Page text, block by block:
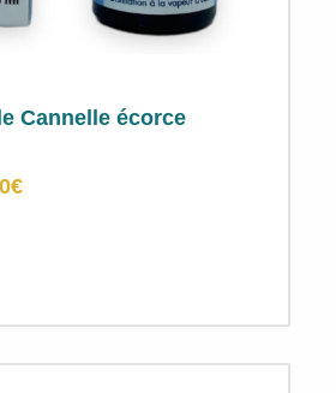
Cannelle écorce
€